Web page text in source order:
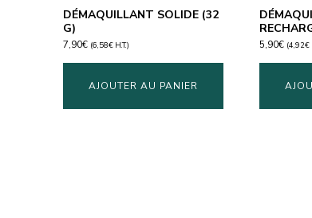
DÉMAQUILLANT SOLIDE (32
G)
7,90€ (6,58€ H.T.)
AJOUTER AU PANIER
5,90€ (4,92€